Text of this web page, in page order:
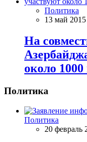
Политика
13 май
На
около
Политика
Политика
20 февраль